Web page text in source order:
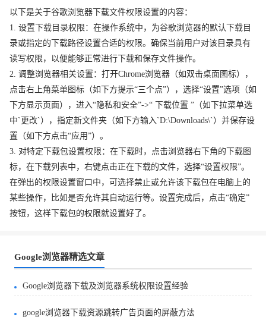
以下是关于谷歌浏览器下载文件权限设置的内容：
1. 设置下载目录权限：在操作系统中，为谷歌浏览器的默认下载目
录或指定的下载路径设置合适的权限。确保当前用户对该目录具有
读写权限，以便能够正常进行下载和保存文件操作。
2. 调整浏览器相关设置：打开Chrome浏览器（如双击桌面图标），
点击右上角菜单图标（如下方提示“三个点”），选择“设置”选项（如
下方显示页面），进入“隐私和安全”->“ 下载位置 ”（如下拉菜单选
中`更改`），指定新文件夹（如下方输入`D:\Downloads\`）并保存设
置（如下方点击“应用”）。
3. 对特定下载包设置权限：在下载时，点击浏览器右下角的下载图
标，在下载列表中，右键点击正在下载的文件，选择“设置权限”。
在弹出的权限设置窗口中，可选择禁止或允许该下载包在电脑上的
某些操作，比如是否允许其自动运行等。设置完成后，点击“确定”
按钮，这样下载包的权限就设置好了。
Google浏览器精选文章
Google浏览器下载及浏览器系统权限设置经验
google浏览器下载资源跳转广告页面的屏蔽方法